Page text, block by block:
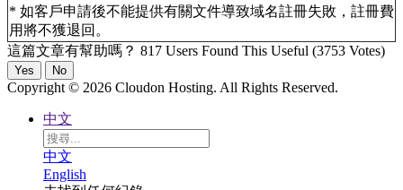
* 如客戶申請後不能提供有關文件導致域名註冊失敗，註冊費
用將不獲退回。
這篇文章有幫助嗎？ 817 Users Found This Useful (3753 Votes)
Yes No
Copyright © 2026 Cloudon Hosting. All Rights Reserved.
中文
中文
English